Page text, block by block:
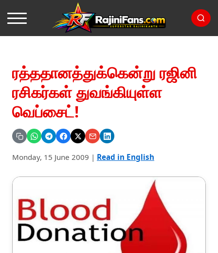
ரத்ததானத்துக்கென்று ரஜினி
ரசிகர்கள் துவங்கியுள்ள
வெப்சைட்!
Monday, 15 June 2009 | Read in English